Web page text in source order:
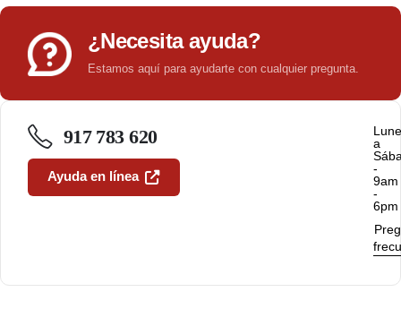
¿Necesita ayuda?
Estamos aquí para ayudarte con cualquier pregunta.
917 783 620
Ayuda en línea
a
-
9am
-
6pm